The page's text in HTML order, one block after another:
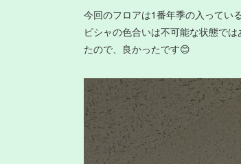
今回のフロアは1番年季の入ってい
ピシャの色合いは不可能な状態で
たので、良かったです😊